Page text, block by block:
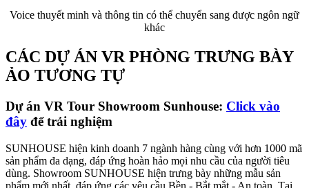
Voice thuyết minh và thông tin có thể chuyển sang được ngôn ngữ
khác
CÁC DỰ ÁN VR PHÒNG TRƯNG BÀY
ẢO TƯƠNG TỰ
Dự án VR Tour Showroom Sunhouse: Click vào
đây để trải nghiệm
SUNHOUSE hiện kinh doanh 7 ngành hàng cùng với hơn 1000 mã
sản phẩm đa dạng, đáp ứng hoàn hảo mọi nhu cầu của người tiêu
dùng. Showroom SUNHOUSE hiện trưng bày những mẫu sản
phẩm mới nhất, đáp ứng các yêu cầu Bền - Bắt mắt - An toàn. Tại